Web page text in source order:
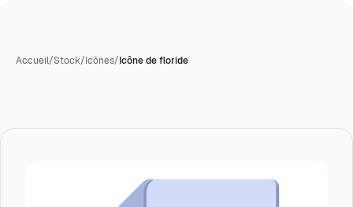
Accueil/Stock/Icônes/Icône de floride